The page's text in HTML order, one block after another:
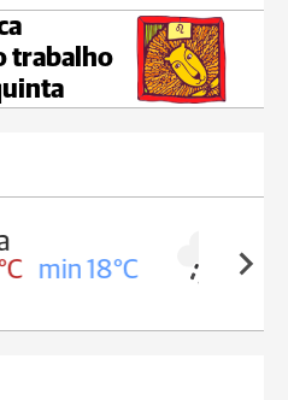
trabalho
19°C min 17°C